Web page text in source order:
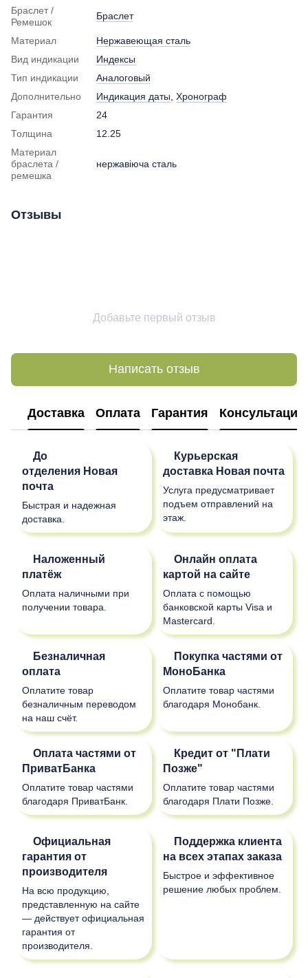
Браслет /
Ремешок
Браслет
Материал
Нержавеющая сталь
Вид индикации
Индексы
Тип индикации
Аналоговый
Дополнительно
Индикация даты Хронограф
Гарантия
24
Толщина
12.25
Материал
браслета /
ремешка
нержавіюча сталь
Отзывы
Добавьте первый отзыв
Написать отзыв
Доставка Оплата Гарантия Консультация
До
отделения Новая
почта
Быстрая и надежная
доставка.
Курьерская
доставка Новая почта
Услуга предусматривает
подъем отправлений на
этаж.
Наложенный
платёж
Оплата наличными при
получении товара.
Онлайн оплата
картой на сайте
Оплата с помощью
банковской карты Visa и
Mastercard.
Безналичная
оплата
Оплатите товар
безналичным переводом
на наш счёт.
Покупка частями от
МоноБанка
Оплатите товар частями
благодаря Монобанк.
Оплата частями от
ПриватБанка
Оплатите товар частями
благодаря ПриватБанк.
Кредит от "Плати
Позже"
Оплатите товар частями
благодаря Плати Позже.
Официальная
гарантия от
производителя
На всю продукцию,
представленную на сайте
— действует официальная
гарантия от
производителя.
Поддержка клиента
на всех этапах заказа
Быстрое и эффективное
решение любых проблем.